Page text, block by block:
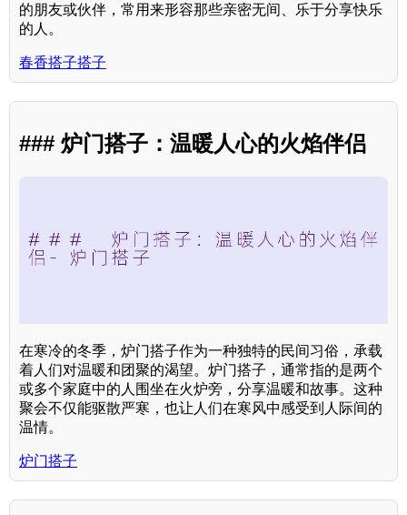
的朋友或伙伴，常用来形容那些亲密无间、乐于分享快乐
的人。
春香搭子搭子
### 炉门搭子：温暖人心的火焰伴侣
在寒冷的冬季，炉门搭子作为一种独特的民间习俗，承载
着人们对温暖和团聚的渴望。炉门搭子，通常指的是两个
或多个家庭中的人围坐在火炉旁，分享温暖和故事。这种
聚会不仅能驱散严寒，也让人们在寒风中感受到人际间的
温情。
炉门搭子